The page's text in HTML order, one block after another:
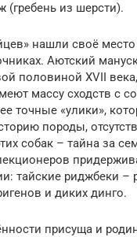
(гребень из шерсти).
нашли своё
Аютский
половиной XVII
массу сходств с
точные «улики»,
породы,
собак – тайна за
тайские риджбеки –
и диких динго.
присуща и